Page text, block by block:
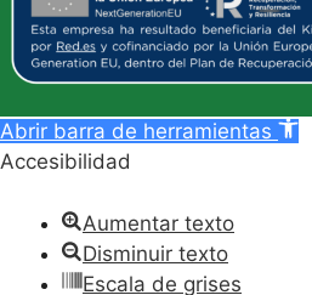
Abrir barra de herramientas
Accesibilidad
Aumentar texto
Disminuir texto
Escala de grises